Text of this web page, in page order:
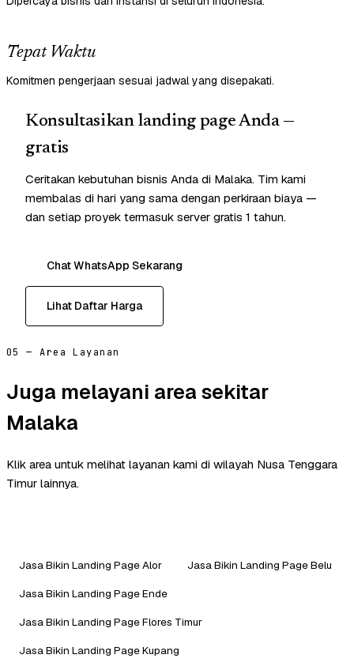
Tepat Waktu
Komitmen pengerjaan sesuai jadwal yang disepakati.
Konsultasikan landing page Anda —
gratis
Ceritakan kebutuhan bisnis Anda di Malaka. Tim kami
membalas di hari yang sama dengan perkiraan biaya —
dan setiap proyek termasuk server gratis 1 tahun.
Chat WhatsApp Sekarang
Lihat Daftar Harga
05 — Area Layanan
Juga melayani area sekitar
Malaka
Klik area untuk melihat layanan kami di wilayah Nusa Tenggara
Timur lainnya.
Jasa Bikin Landing Page Alor
Jasa Bikin Landing Page Belu
Jasa Bikin Landing Page Ende
Jasa Bikin Landing Page Flores Timur
Jasa Bikin Landing Page Kupang